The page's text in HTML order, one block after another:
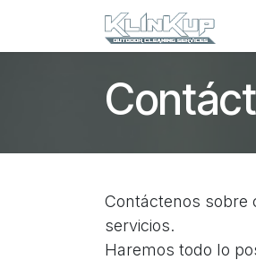
Contáctenos sobre
servicios.
Haremos todo lo